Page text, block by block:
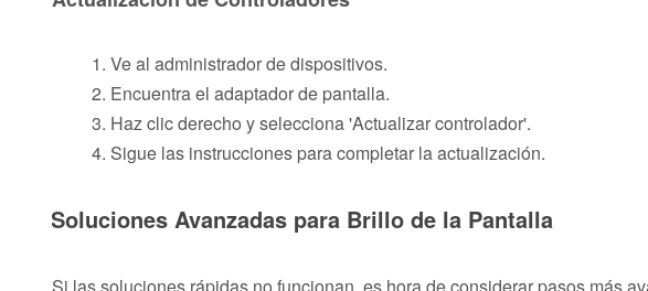
Ve al administrador de dispositivos.
Encuentra el adaptador de pantalla.
Haz clic derecho y selecciona 'Actualizar controlador'.
Sigue las instrucciones para completar la actualización.
Soluciones Avanzadas para Brillo de la Pantalla